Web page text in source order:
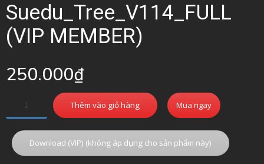
Suedu_Tree_V114_FULL
(VIP MEMBER)
250.000₫
Thêm vào giỏ hàng Mua ngay
Download (VIP) (không áp dụng cho sản phẩm này)